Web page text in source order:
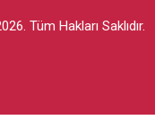
Tüm Hakları Saklıdır.